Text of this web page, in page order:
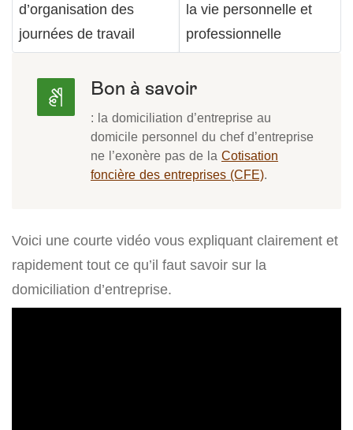
d’organisation des
journées de travail
la vie personnelle et
professionnelle
Bon à savoir
: la domiciliation d’entreprise au
domicile personnel du chef d’entreprise
ne l’exonère pas de la Cotisation
foncière des entreprises (CFE).
Voici une courte vidéo vous expliquant clairement et
rapidement tout ce qu’il faut savoir sur la
domiciliation d’entreprise.